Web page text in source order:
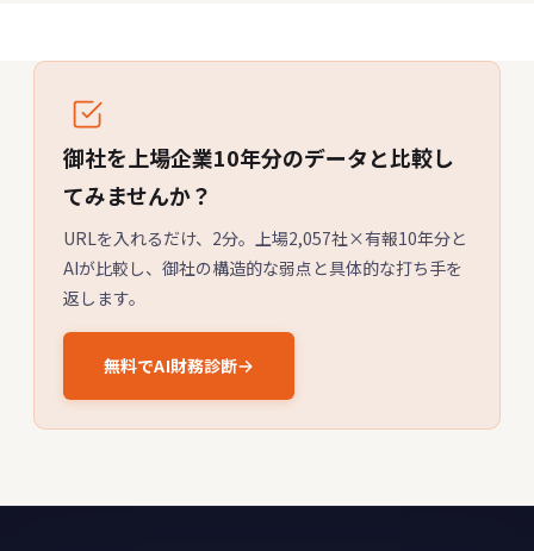
御社を上場企業10年分のデータと比較し
てみませんか？
URLを入れるだけ、2分。上場2,057社×有報10年分と
AIが比較し、御社の構造的な弱点と具体的な打ち手を
返します。
無料でAI財務診断